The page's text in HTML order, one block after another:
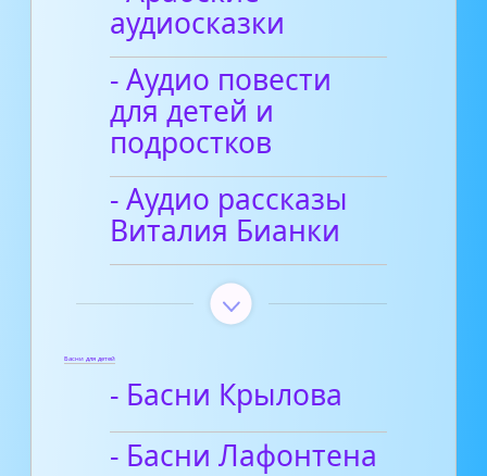
аудиосказки
- Аудио повести
для детей и
подростков
- Аудио рассказы
Виталия Бианки
Басни для детей
- Басни Крылова
- Басни Лафонтена